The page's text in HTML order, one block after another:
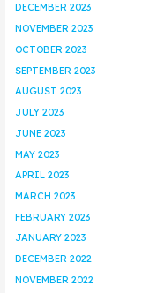
DECEMBER 2023
NOVEMBER 2023
OCTOBER 2023
SEPTEMBER 2023
AUGUST 2023
JULY 2023
JUNE 2023
MAY 2023
APRIL 2023
MARCH 2023
FEBRUARY 2023
JANUARY 2023
DECEMBER 2022
NOVEMBER 2022